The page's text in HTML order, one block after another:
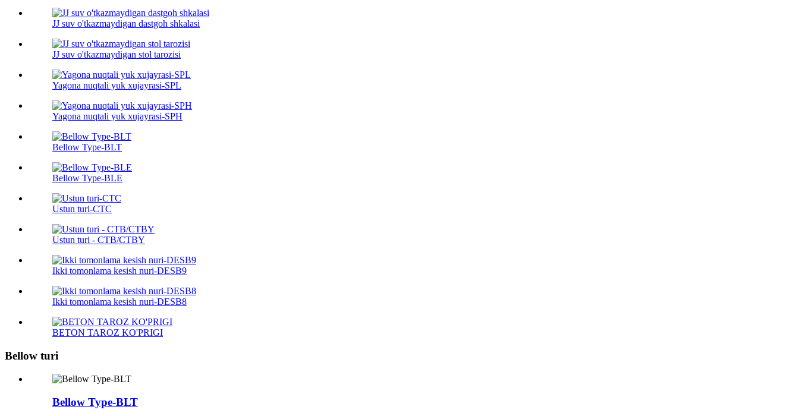
JJ suv o'tkazmaydigan dastgoh shkalasi
JJ suv o'tkazmaydigan stol tarozisi
Yagona nuqtali yuk xujayrasi-SPL
Yagona nuqtali yuk xujayrasi-SPH
Bellow Type-BLT
Bellow Type-BLE
Ustun turi-CTC
Ustun turi - CTB/CTBY
Ikki tomonlama kesish nuri-DESB9
Ikki tomonlama kesish nuri-DESB8
BETON TAROZ KO'PRIGI
Bellow turi
Bellow Type-BLT